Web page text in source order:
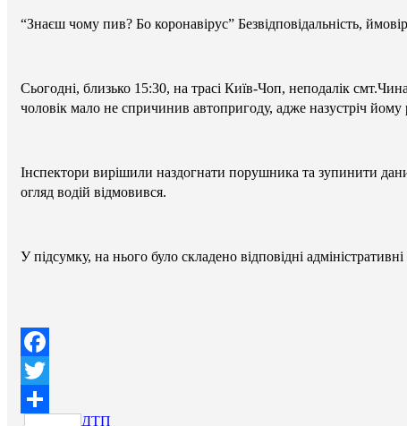
“Знаєш чому пив? Бо коронавірус” Безвідповідальність,
Сьогодні, близько 15:30, на трасі Київ-Чоп, неподалік
чоловік мало не спричинив автопригоду, адже назустріч йому
Інспектори вирішили наздогнати порушника та зупинити
огляд водій відмовився.
У підсумку, на нього було складено відповідні
Facebook
Twitter
ДТП